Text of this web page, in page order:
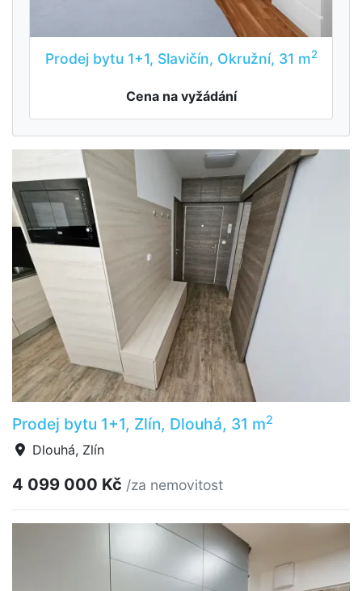
Prodej bytu 1+1, Slavičín, Okružní, 31 m2
Cena na vyžádání
Prodej bytu 1+1, Zlín, Dlouhá, 31 m2
Dlouhá, Zlín
4 099 000 Kč /za nemovitost